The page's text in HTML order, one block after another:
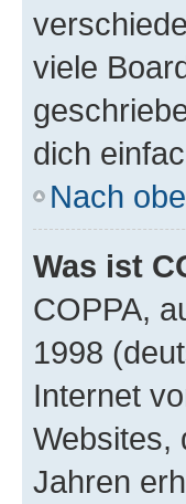
viele
dich
Nach
Was ist
COPPA,
1998
Internet
Websites,
Jahren